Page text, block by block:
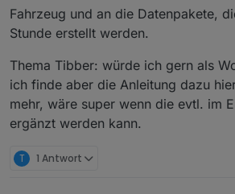
Fahrzeug und an die Datenpakete,
Stunde erstellt werden.
Thema Tibber: würde ich gern als
ich finde aber die Anleitung dazu
mehr, wäre super wenn die evtl. im
ergänzt werden kann.
T 1 Antwort